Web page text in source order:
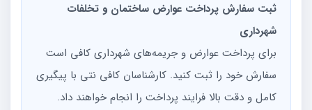
ثبت سفارش پرداخت عوارض ساختمان و تخلفات
شهرداری
برای پرداخت عوارض و جریمه‌های شهرداری کافی است
سفارش خود را ثبت کنید. کارشناسان کافی نتی با پیگیری
کامل و دقت بالا فرایند پرداخت را انجام خواهند داد.